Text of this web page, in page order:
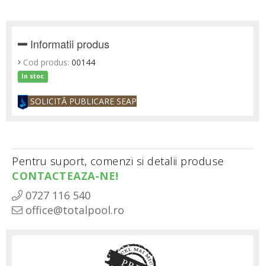
Informatii produs
Cod produs: 00144
In stoc
SOLICITĂ PUBLICARE SEAP
Pentru suport, comenzi si detalii produse
CONTACTEAZA-NE!
0727 116 540
office@totalpool.ro